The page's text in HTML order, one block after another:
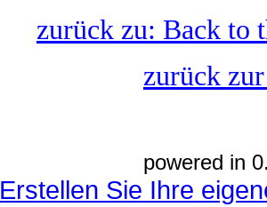
zurück zu: Back to
zurück
powered in
Erstellen Sie Ihre